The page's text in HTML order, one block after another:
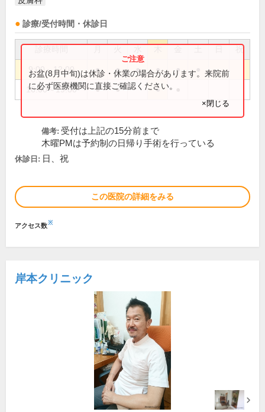
診療/受付時間・休診日
祝
9:00～12:00 ● ● ● ● ●
16:00～19:00 ● ● ●
お盆(8月中旬)は休診・休業の場合があります。来院前
に必ず医療機関に直接ご確認ください。
×閉じる
備考: 受付は上記の15分前まで
木曜PMは予約制の日帰り手術を行っている
休診日: 日、祝
この医院の詳細をみる
アクセス数※
岸本クリニック